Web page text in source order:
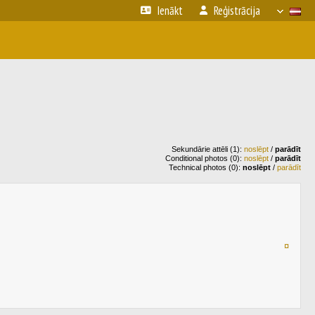
Ienākt Reģistrācija
Sekundārie attēli (1): noslēpt / parādīt
Conditional photos (0): noslēpt / parādīt
Technical photos (0): noslēpt / parādīt
¤